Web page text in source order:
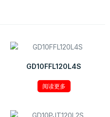
GD10FFL120L4S
阅读更多